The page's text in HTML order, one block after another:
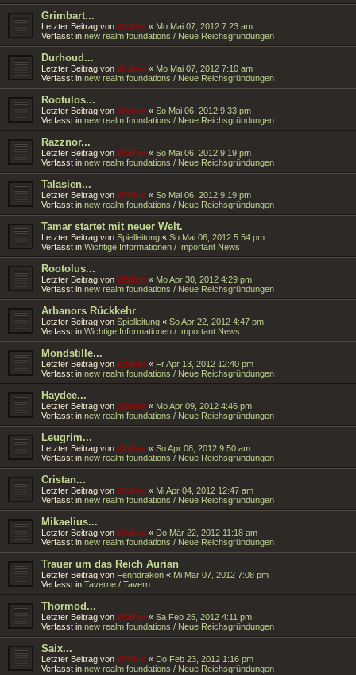
Grimbart...
Letzter Beitrag von Wolfen « Mo Mai 07, 2012 7:23 am
Verfasst in new realm foundations / Neue Reichsgründungen
Durhoud...
Letzter Beitrag von Wolfen « Mo Mai 07, 2012 7:10 am
Verfasst in new realm foundations / Neue Reichsgründungen
Rootulos...
Letzter Beitrag von Wolfen « So Mai 06, 2012 9:33 pm
Verfasst in new realm foundations / Neue Reichsgründungen
Razznor...
Letzter Beitrag von Wolfen « So Mai 06, 2012 9:19 pm
Verfasst in new realm foundations / Neue Reichsgründungen
Talasien...
Letzter Beitrag von Wolfen « So Mai 06, 2012 9:19 pm
Verfasst in new realm foundations / Neue Reichsgründungen
Tamar startet mit neuer Welt.
Letzter Beitrag von Spielleitung « So Mai 06, 2012 5:54 pm
Verfasst in Wichtige Informationen / Important News
Rootolus...
Letzter Beitrag von Wolfen « Mo Apr 30, 2012 4:29 pm
Verfasst in new realm foundations / Neue Reichsgründungen
Arbanors Rückkehr
Letzter Beitrag von Spielleitung « So Apr 22, 2012 4:47 pm
Verfasst in Wichtige Informationen / Important News
Mondstille...
Letzter Beitrag von Wolfen « Fr Apr 13, 2012 12:40 pm
Verfasst in new realm foundations / Neue Reichsgründungen
Haydee...
Letzter Beitrag von Wolfen « Mo Apr 09, 2012 4:46 pm
Verfasst in new realm foundations / Neue Reichsgründungen
Leugrim...
Letzter Beitrag von Wolfen « So Apr 08, 2012 9:50 am
Verfasst in new realm foundations / Neue Reichsgründungen
Cristan...
Letzter Beitrag von Wolfen « Mi Apr 04, 2012 12:47 am
Verfasst in new realm foundations / Neue Reichsgründungen
Mikaelius...
Letzter Beitrag von Wolfen « Do Mär 22, 2012 11:18 am
Verfasst in new realm foundations / Neue Reichsgründungen
Trauer um das Reich Aurian
Letzter Beitrag von Fenndrakon « Mi Mär 07, 2012 7:08 pm
Verfasst in Taverne / Tavern
Thormod...
Letzter Beitrag von Wolfen « Sa Feb 25, 2012 4:11 pm
Verfasst in new realm foundations / Neue Reichsgründungen
Saix...
Letzter Beitrag von Wolfen « Do Feb 23, 2012 1:16 pm
Verfasst in new realm foundations / Neue Reichsgründungen